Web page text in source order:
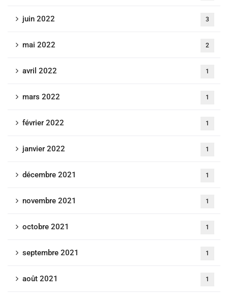
juin 2022 3
mai 2022 2
avril 2022 1
mars 2022 1
février 2022 1
janvier 2022 1
décembre 2021 1
novembre 2021 1
octobre 2021 1
septembre 2021 1
août 2021 1